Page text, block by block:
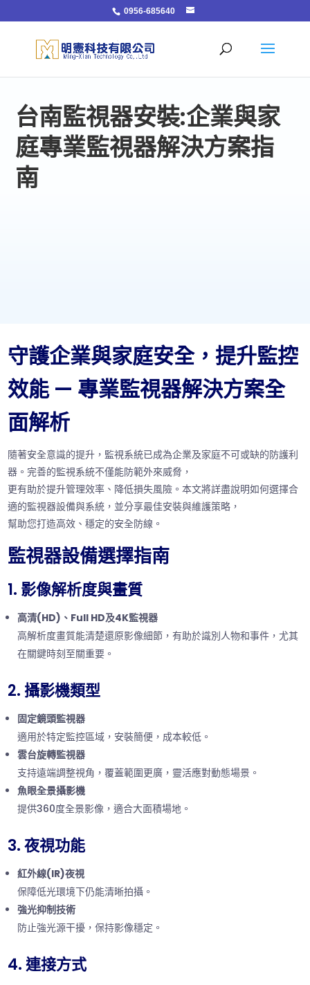
0956-685640
台南監視器安裝:企業與家
庭專業監視器解決方案指
南
守護企業與家庭安全，提升監控
效能 — 專業監視器解決方案全
面解析
隨著安全意識的提升，監視系統已成為企業及家庭不可或缺的防護利
器。完善的監視系統不僅能防範外來威脅，
更有助於提升管理效率、降低損失風險。本文將詳盡說明如何選擇合
適的監視器設備與系統，並分享最佳安裝與維護策略，
幫助您打造高效、穩定的安全防線。
監視器設備選擇指南
1. 影像解析度與畫質
高清(HD)、Full HD及4K監視器
高解析度畫質能清楚還原影像細節，有助於識別人物和事件，尤其
在關鍵時刻至關重要。
2. 攝影機類型
固定鏡頭監視器
適用於特定監控區域，安裝簡便，成本較低。
雲台旋轉監視器
支持遠端調整視角，覆蓋範圍更廣，靈活應對動態場景。
魚眼全景攝影機
提供360度全景影像，適合大面積場地。
3. 夜視功能
紅外線(IR)夜視
保障低光環境下仍能清晰拍攝。
強光抑制技術
防止強光源干擾，保持影像穩定。
4. 連接方式